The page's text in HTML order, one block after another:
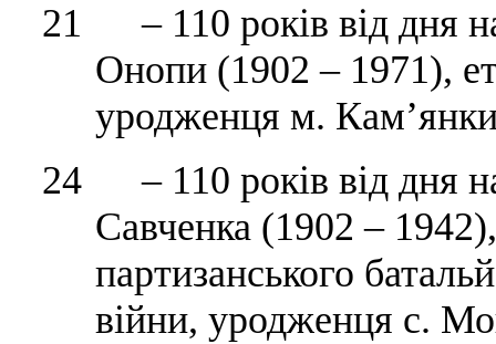
21 – 110 років від дня
Онопи (1902 – 1971),
уродженця м.
24 – 110 років від дня
Савченка (1902 –
партизанського
війни, уродженця с.